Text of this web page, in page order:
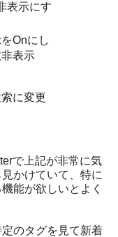
表示にす
Onにし
表示
に変更
で上記が非常に気
かけていて、特に
能が欲しいとよく
のタグを見て新着